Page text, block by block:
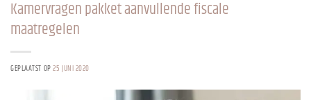
Kamervragen pakket aanvullende fiscale
maatregelen
GEPLAATST OP25 JUNI 2020